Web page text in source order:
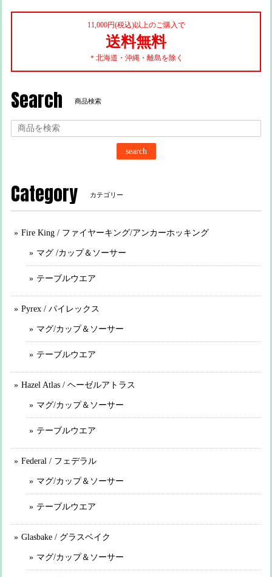
11,000円(税込)以上のご購入で
送料無料
＊北海道・沖縄・離島を除く
Search 商品検索
search
Category カテゴリー
Fire King / ファイヤーキング/アンカーホッキング
マグ /カップ＆ソーサー
テーブルウエア
Pyrex / パイレックス
マグ/カップ＆ソーサー
テーブルウエア
Hazel Atlas / ヘーゼルアトラス
マグ/カップ＆ソーサー
テーブルウエア
Federal / フェデラル
マグ/カップ＆ソーサー
テーブルウエア
Glasbake / グラスベイク
マグ/カップ＆ソーサー